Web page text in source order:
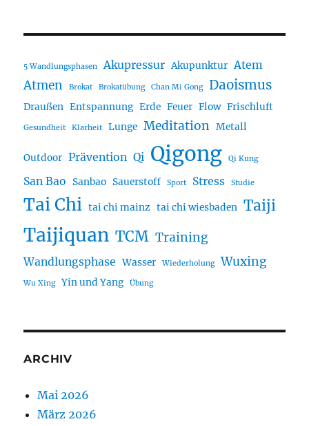
5 Wandlungsphasen Akupressur Akupunktur Atem
Atmen Brokat Brokatübung Chan Mi Gong Daoismus
Draußen Entspannung Erde Feuer Flow Frischluft
Gesundheit Klarheit Lunge Meditation Metall
Outdoor Prävention Qi Qigong Qi Kung
San Bao Sanbao Sauerstoff Sport Stress Studie
Tai Chi tai chi mainz tai chi wiesbaden Taiji
Taijiquan TCM Training
Wandlungsphase Wasser Wiederholung Wuxing
Wu Xing Yin und Yang Übung
ARCHIV
Mai 2026
März 2026